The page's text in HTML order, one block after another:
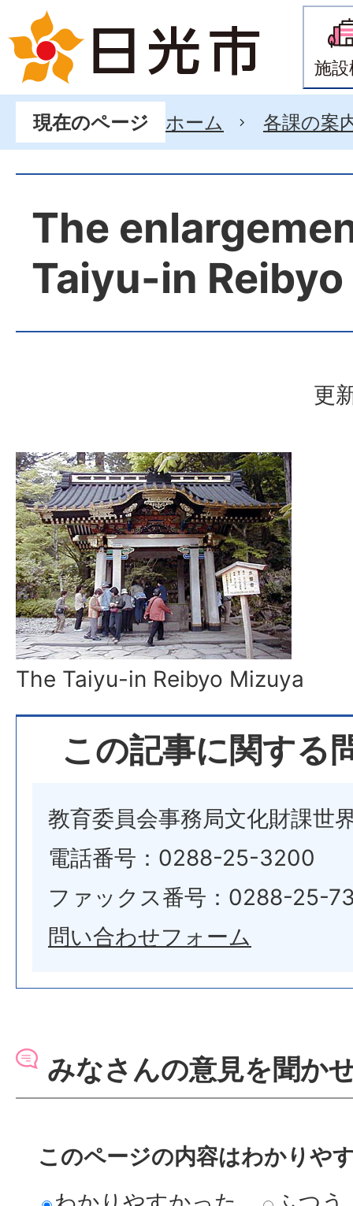
施
現在のページ ホーム 各課の案
The
Taiyu-in
更
The Taiyu-in Reibyo Mizuya
この記事に関する
教育委員会事務局文化財課世
電話番号：0288-25-3200
ファックス番号：0288-25-
問い合わせフォーム
みなさんの意見を聞か
このページの内容はわかりや